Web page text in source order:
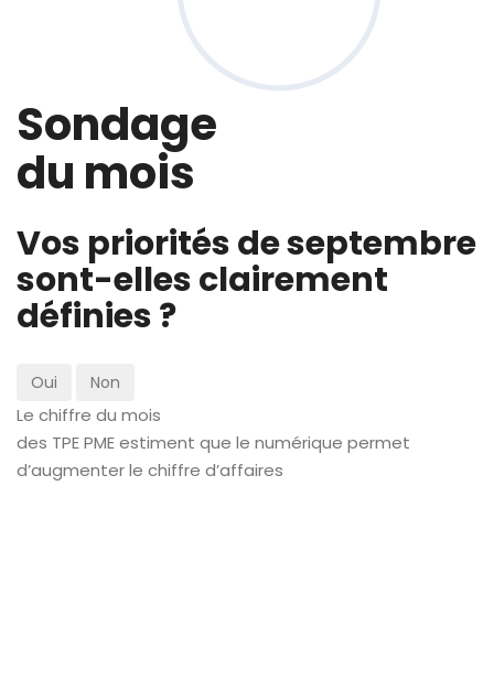
Sondage
du mois
Vos priorités de septembre
sont-elles clairement
définies ?
Oui Non
Le chiffre du mois
des TPE PME estiment que le numérique permet
d’augmenter le chiffre d’affaires